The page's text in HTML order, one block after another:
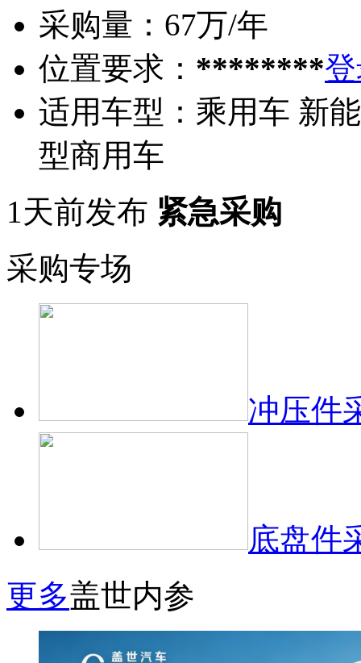
采购量： 67万/年
位置要求： ********
适用车型： 乘用车 新
型商用车
1天前发布 紧急采购
采购专场
冲压件
底盘件
更多盖世内参